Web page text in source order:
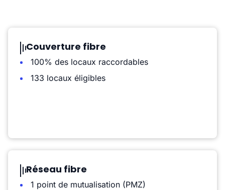
Couverture fibre
100% des locaux raccordables
133 locaux éligibles
Réseau fibre
1 point de mutualisation (PMZ)